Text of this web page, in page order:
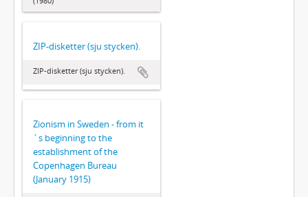
ZIP-disketter (sju stycken).
ZIP-disketter (sju stycken).
Zionism in Sweden - from it
´s beginning to the
establishment of the
Copenhagen Bureau
(January 1915)